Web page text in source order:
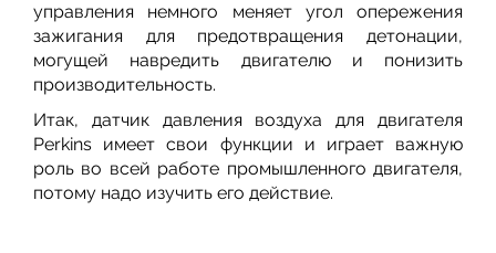
управления немного меняет угол опережения
зажигания для предотвращения детонации,
могущей навредить двигателю и понизить
производительность.
Итак, датчик давления воздуха для двигателя
Perkins имеет свои функции и играет важную
роль во всей работе промышленного двигателя,
потому надо изучить его действие.